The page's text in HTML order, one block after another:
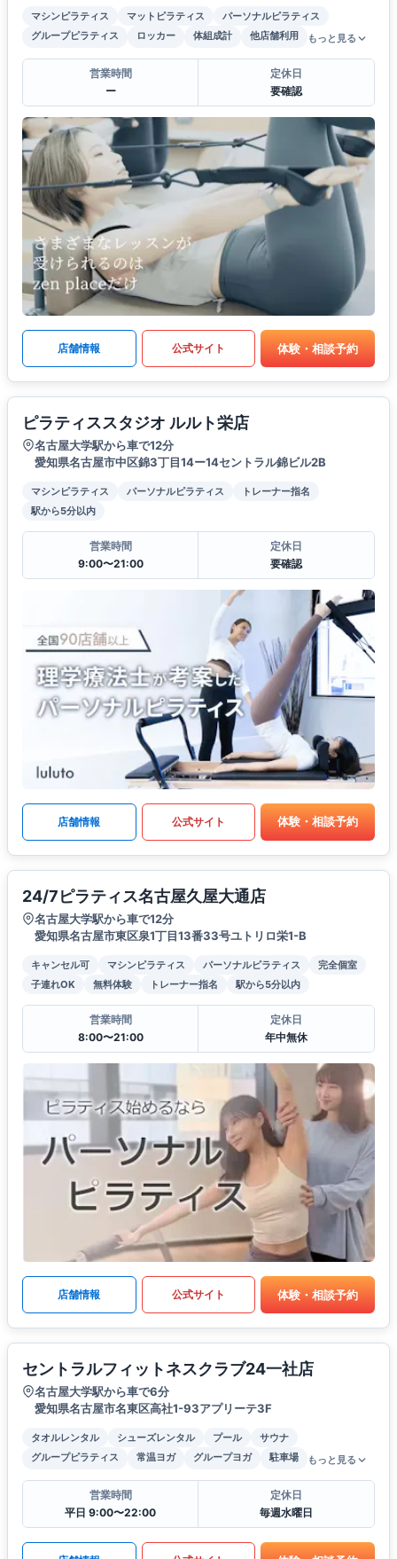
マシンピラティス マットピラティス
パーソナルピラティス
グループピラティス
ロッカー 体組成計 他店舗利用 もっと見る
営業時間
ー
定休日
要確認
店舗情報 公式サイト 体験・相談予約
ピラティススタジオ ルルト栄店
名古屋大学駅から車で12分
愛知県名古屋市中区錦3丁目14ー14セントラル錦ビル2B
マシンピラティス パーソナルピラティス
トレーナー指名
駅から5分以内
営業時間
9:00〜21:00
定休日
要確認
店舗情報 公式サイト 体験・相談予約
24/7ピラティス名古屋久屋大通店
名古屋大学駅から車で12分
愛知県名古屋市東区泉1丁目13番33号ユトリロ栄1-B
キャンセル可 マシンピラティス パーソナルピラティス
完全個室
子連れOK
無料体験 トレーナー指名 駅から5分以内
営業時間
8:00〜21:00
定休日
年中無休
店舗情報 公式サイト 体験・相談予約
セントラルフィットネスクラブ24一社店
名古屋大学駅から車で6分
愛知県名古屋市名東区高社1-93アプリーテ3F
タオルレンタル シューズレンタル プール
サウナ
グループピラティス
常温ヨガ グループヨガ 駐車場 もっと見る
営業時間
平日 9:00〜22:00
定休日
毎週水曜日